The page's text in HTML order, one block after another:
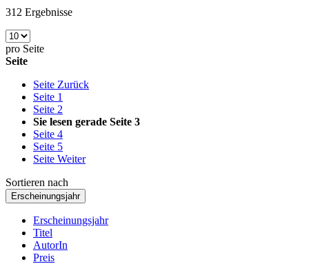
312 Ergebnisse
pro Seite
Seite
Seite Zurück
Seite 1
Seite 2
Sie lesen gerade Seite 3
Seite 4
Seite 5
Seite Weiter
Sortieren nach
Erscheinungsjahr
Erscheinungsjahr
Titel
AutorIn
Preis